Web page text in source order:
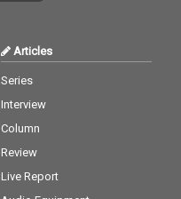
したThe fin.独自の音楽
世界を更新。 聴き手そ
mewhere Betwee
n"を、静かに浮かび上
いる。
Articles
Series
Interview
Column
Review
Live Report